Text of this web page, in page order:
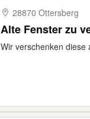
28870 Ottersberg
Alte Fenster zu
Wir verschenken diese